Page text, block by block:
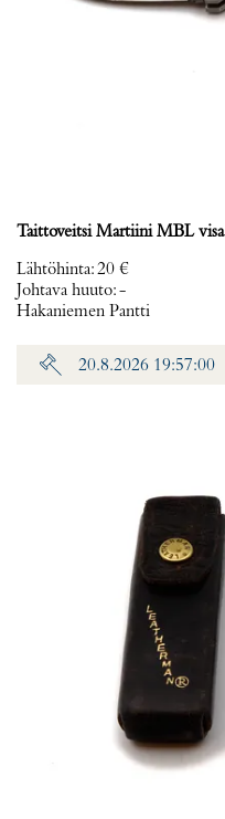
Taittoveitsi Martiini MBL visa
Lähtöhinta:20 €
Johtava huuto:-
Hakaniemen Pantti
20.8.2026 19:57:00